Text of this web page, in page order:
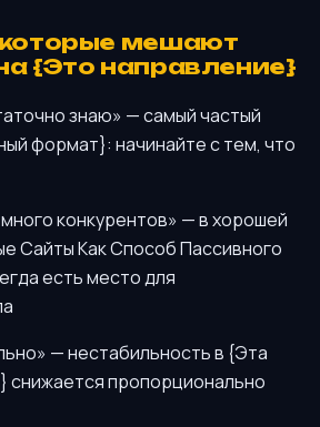
которые мешают
{Это направление}
знаю» — самый частый
формат}: начинайте с тем, что
конкурентов» — в хорошей
Сайты Как Способ Пассивного
есть место для
— нестабильность в {Эта
снижается пропорционально